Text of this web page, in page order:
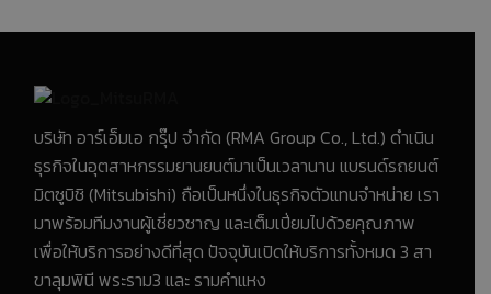
บริษัท อาร์เอ็มเอ กรุ๊ป จำกัด (RMA Group Co., Ltd.) ดำเนิน
ธุรกิจในอุตสาหกรรมยานยนต์มาเป็นเวลานาน แบรนด์รถยนต์
มิตซูบิชิ (Mitsubishi) ถือเป็นหนึ่งในธุรกิจตัวแทนจำหน่าย เรา
มาพร้อมทีมงานผู้เชี่ยวชาญ และเต็มเปี่ยมไปด้วยคุณภาพ
เพื่อให้บริการอย่างดีที่สุด ปัจจุบันเปิดให้บริการทั้งหมด 3 สา
ขาลุมพินี พระราม3 และ รามคำแหง